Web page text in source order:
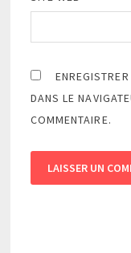
DANS LE
COMMENTAIRE.